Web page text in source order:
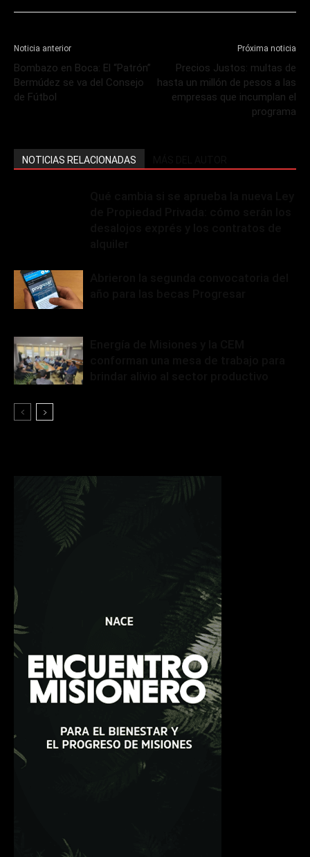
Noticia anterior
Bombazo en Boca: El “Patrón”
Bermúdez se va del Consejo
de Fútbol
Próxima noticia
Precios Justos: multas de
hasta un millón de pesos a las
empresas que incumplan el
programa
NOTICIAS RELACIONADAS